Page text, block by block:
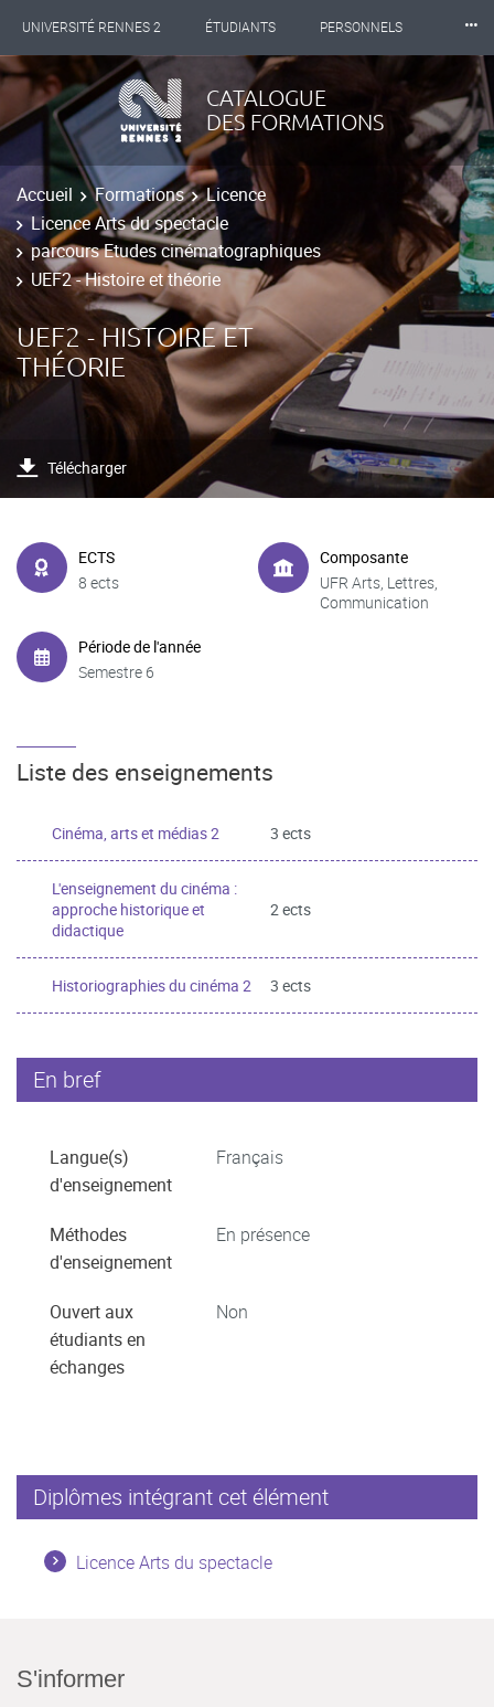
UNIVERSITÉ RENNES 2 ÉTUDIANTS PERSONNELS
INTERNATIONAL PROFESSIONNELS BIBLIOTHÈQUES
LES NOUVELLES DE RENNES 2
⸱⸱⸱
CATALOGUE
DES FORMATIONS
Accueil Formations
Licence
Licence Arts du spectacle
parcours Etudes cinématographiques
UEF2 - Histoire et théorie
UEF2 - HISTOIRE ET
THÉORIE
Télécharger
ECTS
8 ects
Composante
UFR Arts, Lettres,
Communication
Période de l'année
Semestre 6
Liste des enseignements
Cinéma, arts et médias 2 3 ects
L'enseignement du cinéma :
approche historique et
didactique
2 ects
Historiographies du cinéma 2 3 ects
En bref
Langue(s)
d'enseignement
Français
Méthodes
d'enseignement
En présence
Ouvert aux
étudiants en
échanges
Non
Diplômes intégrant cet élément
Licence Arts du spectacle
S'informer